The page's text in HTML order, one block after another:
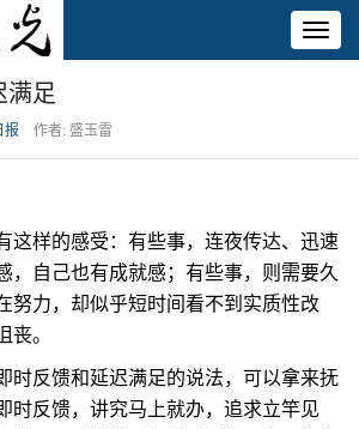
满足
报 作者: 盛玉雷
样的感受：有些事，连夜传达、迅速
，自己也有成就感；有些事，则需要久
努力，却似乎短时间看不到实质性改
丧。
反馈和延迟满足的说法，可以拿来抚
时反馈，讲究马上就办，追求立竿见